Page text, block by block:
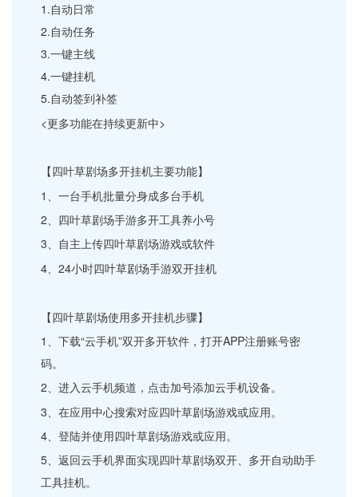
1.自动日常
2.自动任务
3.一键主线
4.一键挂机
5.自动签到补签
<更多功能在持续更新中>
【四叶草剧场多开挂机主要功能】
1、一台手机批量分身成多台手机
2、四叶草剧场手游多开工具养小号
3、自主上传四叶草剧场游戏或软件
4、24小时四叶草剧场手游双开挂机
【四叶草剧场使用多开挂机步骤】
1、下载“云手机”双开多开软件，打开APP注册账号密
码。
2、进入云手机频道，点击加号添加云手机设备。
3、在应用中心搜索对应四叶草剧场游戏或应用。
4、登陆并使用四叶草剧场游戏或应用。
5、返回云手机界面实现四叶草剧场双开、多开自动助手
工具挂机。